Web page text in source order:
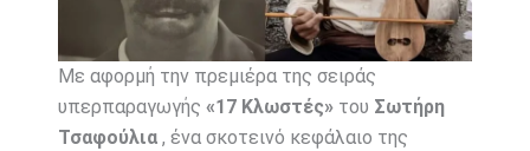
Με αφορμή την πρεμιέρα της σειράς
υπερπαραγωγής «17 Κλωστές»του Σωτήρη
Τσαφούλια, ένα σκοτεινό κεφάλαιο της